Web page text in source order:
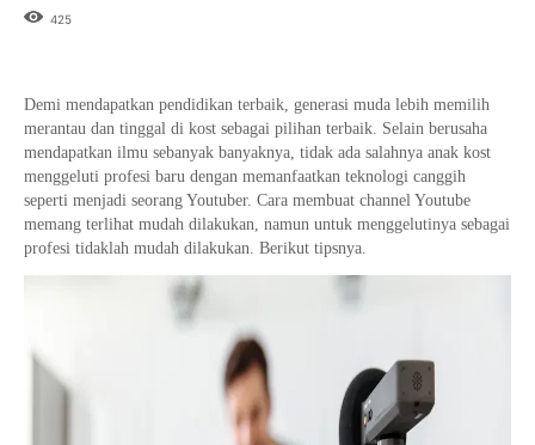
425
Demi mendapatkan pendidikan terbaik, generasi muda lebih memilih
merantau dan tinggal di kost sebagai pilihan terbaik. Selain berusaha
mendapatkan ilmu sebanyak banyaknya, tidak ada salahnya anak kost
menggeluti profesi baru dengan memanfaatkan teknologi canggih
seperti menjadi seorang Youtuber. Cara membuat channel Youtube
memang terlihat mudah dilakukan, namun untuk menggelutinya sebagai
profesi tidaklah mudah dilakukan. Berikut tipsnya.